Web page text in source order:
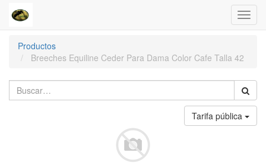
Productos
Breeches Equiline Ceder Para Dama Color Cafe Talla 42
Tarifa pública